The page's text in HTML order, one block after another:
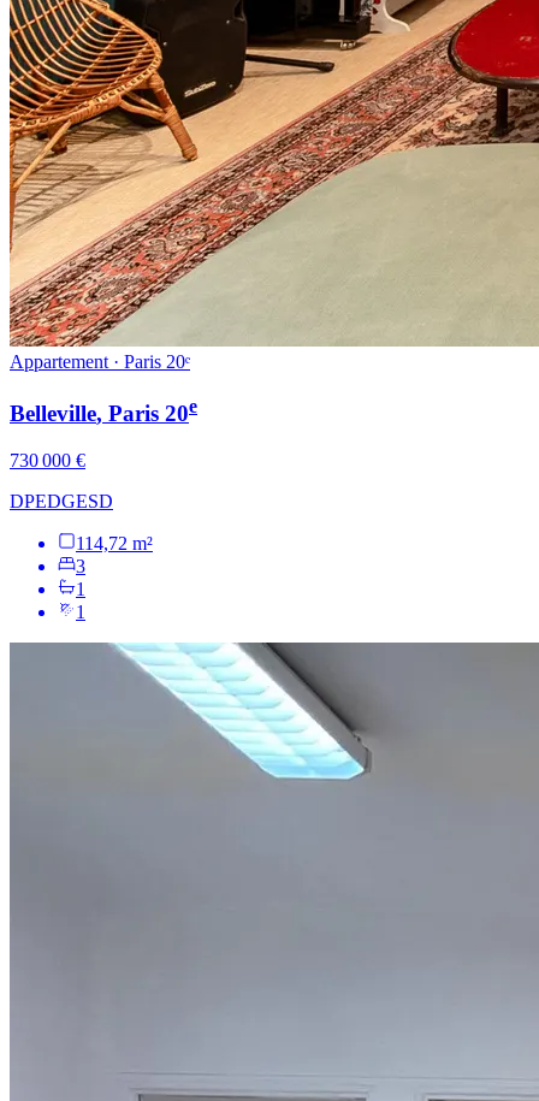
Appartement · Paris 20ᵉ
Belleville, Paris 20e
730 000 €
DPEDGESD
114,72 m²
3
1
1